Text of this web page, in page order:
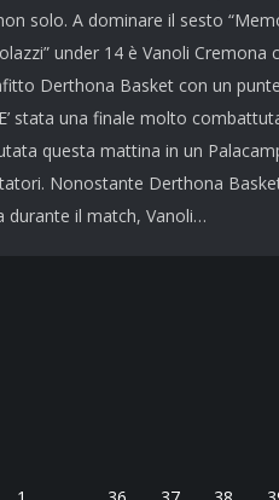
solo. A dominare il sesto
under 14 è Vanoli Cremona
Derthona Basket con un
stata una finale molto
questa mattina in un
Nonostante Derthona
durante il match, Vanoli…